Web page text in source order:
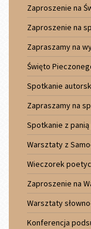
Zaproszenie na
Zaproszenie na
Zapraszamy na
Święto
Spotkanie
Zapraszamy na
Spotkanie z
Warsztaty z
Wieczorek
Zaproszenie na
Warsztaty
Konferencja